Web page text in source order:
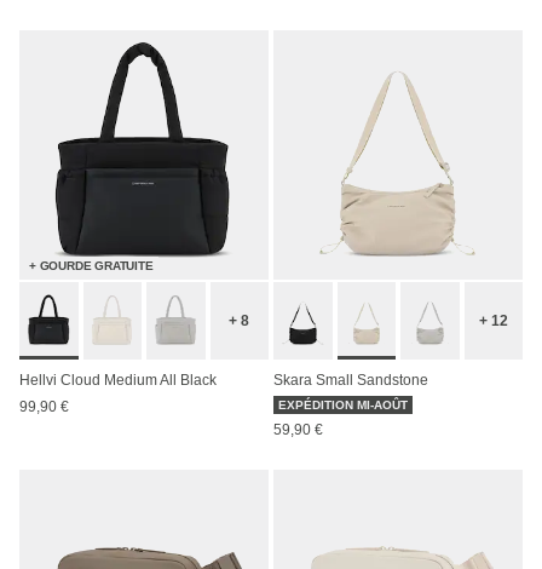
+ GOURDE GRATUITE
+ 8
Hellvi Cloud Medium All Black
99,90 €
+ 12
Skara Small Sandstone
EXPÉDITION MI-AOÛT
59,90 €